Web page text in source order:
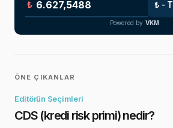
₺
Powered by VKM
ÖNE ÇIKANLAR
Editörün Seçimleri
CDS (kredi risk primi) nedir?